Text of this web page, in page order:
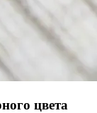
цвета